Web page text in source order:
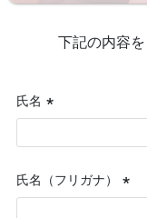
下記の内容
氏名
(必
須)
氏名（フリガナ）
(必